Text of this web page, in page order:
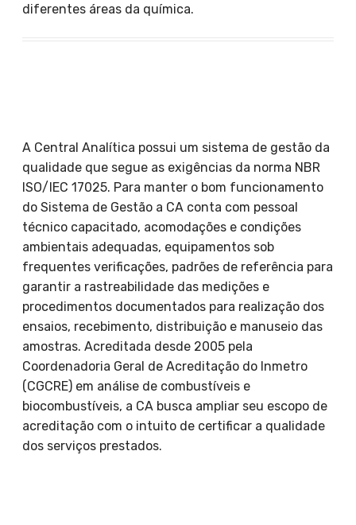
diferentes áreas da química.
A Central Analítica possui um sistema de gestão da
qualidade que segue as exigências da norma NBR
ISO/IEC 17025. Para manter o bom funcionamento
do Sistema de Gestão a CA conta com pessoal
técnico capacitado, acomodações e condições
ambientais adequadas, equipamentos sob
frequentes verificações, padrões de referência para
garantir a rastreabilidade das medições e
procedimentos documentados para realização dos
ensaios, recebimento, distribuição e manuseio das
amostras. Acreditada desde 2005 pela
Coordenadoria Geral de Acreditação do Inmetro
(CGCRE) em análise de combustíveis e
biocombustíveis, a CA busca ampliar seu escopo de
acreditação com o intuito de certificar a qualidade
dos serviços prestados.